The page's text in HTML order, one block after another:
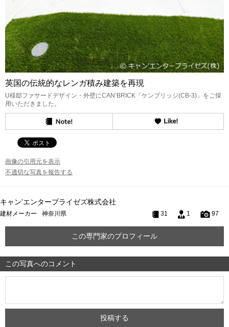
英国の伝統的なレンガ積み建築を再現
U様邸ファサードデザイン・外壁にCAN’BRICK「ケンブリッジ(CB-3)」をご採
用いただきました。
画像の引用元を表示
不適切な写真を報告する
キャン’エンタープライゼズ株式会社
建材メーカー 神奈川県 31 1 97
この専門家のプロフィール
この写真へのコメント